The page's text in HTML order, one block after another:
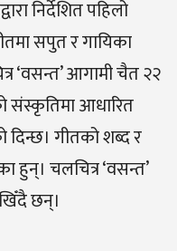
निर्देशित पहिलो
सपुत र गायिका
‘वसन्त’ आगामी चैत २२
संस्कृतिमा आधारित
गीतको शब्द र
चलचित्र ‘वसन्त’
छन्।